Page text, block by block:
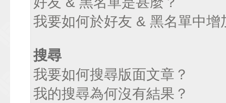
我要如何於好友 & 黑名單中增
搜尋
我要如何搜尋版面文章？
我的搜尋為何沒有結果？